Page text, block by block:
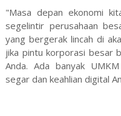
"Masa depan ekonomi
segelintir perusahaan
yang bergerak lincah di
jika pintu korporasi besar
Anda. Ada banyak
segar dan keahlian digital